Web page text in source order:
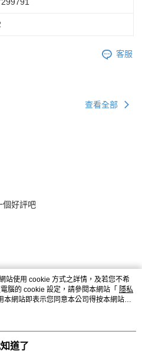
客服
查看全部
個好評吧
站使用 cookie 方式之詳情，及若您不希
腦的 cookie 設定，請參閱本網站「 隱私
本網站即表示您同意本公司得按本網站使
道了